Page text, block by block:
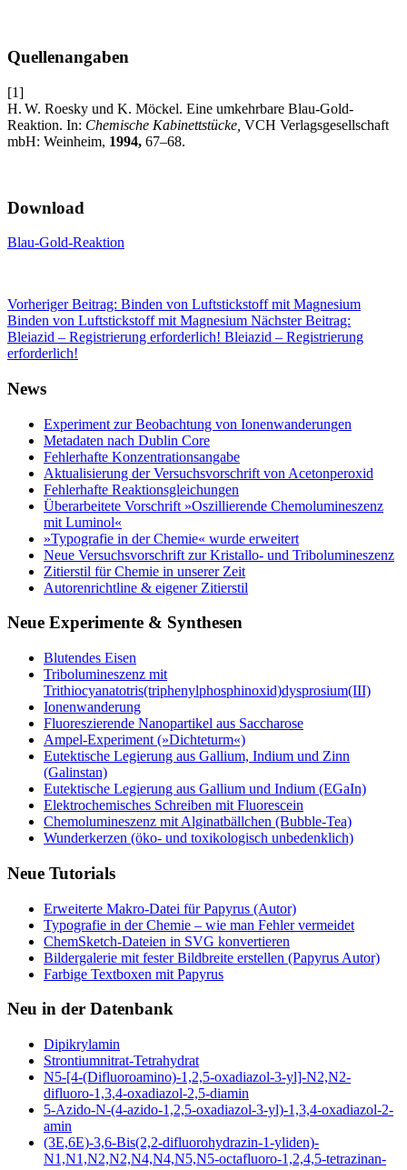
Quellenangaben
[1]
H. W. Roesky und K. Möckel. Eine umkehrbare Blau-Gold-
Reaktion. In: Chemische Kabinettstücke, VCH Verlagsgesellschaft
mbH: Weinheim, 1994, 67–68.
Download
Blau-Gold-Reaktion
Vorheriger Beitrag: Binden von Luftstickstoff mit Magnesium
Binden von Luftstickstoff mit Magnesium Nächster Beitrag:
Bleiazid – Registrierung erforderlich! Bleiazid – Registrierung
erforderlich!
News
Experiment zur Beobachtung von Ionenwanderungen
Metadaten nach Dublin Core
Fehlerhafte Konzentrationsangabe
Aktualisierung der Versuchsvorschrift von Acetonperoxid
Fehlerhafte Reaktionsgleichungen
Überarbeitete Vorschrift »Oszillierende Chemolumineszenz
mit Luminol«
»Typografie in der Chemie« wurde erweitert
Neue Versuchsvorschrift zur Kristallo- und Tribolumineszenz
Zitierstil für Chemie in unserer Zeit
Autorenrichtline & eigener Zitierstil
Neue Experimente & Synthesen
Blutendes Eisen
Tribolumineszenz mit
Trithiocyanatotris(triphenylphosphinoxid)dysprosium(III)
Ionenwanderung
Fluoreszierende Nanopartikel aus Saccharose
Ampel-Experiment (»Dichteturm«)
Eutektische Legierung aus Gallium, Indium und Zinn
(Galinstan)
Eutektische Legierung aus Gallium und Indium (EGaIn)
Elektrochemisches Schreiben mit Fluorescein
Chemolumineszenz mit Alginatbällchen (Bubble-Tea)
Wunderkerzen (öko- und toxikologisch unbedenklich)
Neue Tutorials
Erweiterte Makro-Datei für Papyrus (Autor)
Typografie in der Chemie – wie man Fehler vermeidet
ChemSketch-Dateien in SVG konvertieren
Bildergalerie mit fester Bildbreite erstellen (Papyrus Autor)
Farbige Textboxen mit Papyrus
Neu in der Datenbank
Dipikrylamin
Strontiumnitrat-Tetrahydrat
N5-[4-(Difluoroamino)-1,2,5-oxadiazol-3-yl]-N2,N2-
difluoro-1,3,4-oxadiazol-2,5-diamin
5-Azido-N-(4-azido-1,2,5-oxadiazol-3-yl)-1,3,4-oxadiazol-2-
amin
(3E,6E)-3,6-Bis(2,2-difluorohydrazin-1-yliden)-
N1,N1,N2,N2,N4,N4,N5,N5-octafluoro-1,2,4,5-tetrazinan-